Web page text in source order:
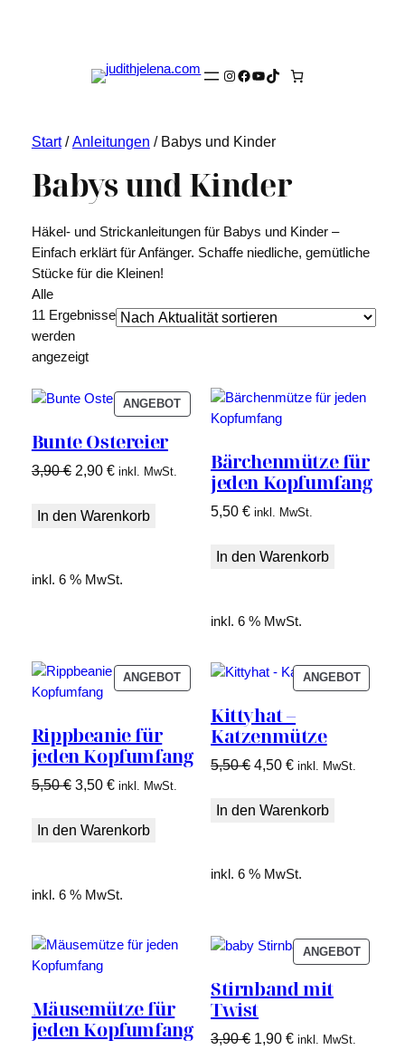
Instagram
Facebook
YouTube
TikTok
Start/Anleitungen / Babys und Kinder
Babys und Kinder
Häkel- und Strickanleitungen für Babys und Kinder –
Einfach erklärt für Anfänger. Schaffe niedliche, gemütliche
Stücke für die Kleinen!
Alle
11 Ergebnisse
werden
angezeigtNach
sortiertANGEBOTPRODUKT
IM
Bunte Ostereier
3,90€ Ursprünglicher
war:
2,90 €Aktueller
ist:
inkl. MwSt.
In den Warenkorb
inkl. 6 % MwSt.
Bärchenmütze für
jeden Kopfumfang
5,50€ inkl. MwSt.
In den Warenkorb
inkl. 6 % MwSt.
ANGEBOTPRODUKT
IM
ANGEBOT
Rippbeanie für
jeden Kopfumfang
5,50€ Ursprünglicher
war:
3,50 €Aktueller
ist:
inkl. MwSt.
In den Warenkorb
inkl. 6 % MwSt.
ANGEBOT
IM
Kittyhat –
Katzenmütze
5,50€ Ursprünglicher
war:
4,50€Aktueller
ist:
inkl. MwSt.
In den Warenkorb
inkl. 6 % MwSt.
Mäusemütze für
jeden Kopfumfang
ANGEBOT
IM
Stirnband mit
Twist
3,90€ Ursprünglicher
1,90€Aktueller
inkl. MwSt.